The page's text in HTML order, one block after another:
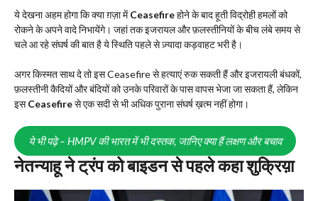
ये देखना अहम होगा कि क्या ग़ज़ा मेंCeasefireहोने के बाद हूती विद्रोही हमलों को
रोकने के अपने वादे निभायेंगे। जहां तक इजरायल और फ़लस्तीनियों के बीच लंबे समय से
चले आ रहे संघर्ष की बात है ये स्थिति पहले से ज़्यादा कड़वाहट भरी है।
अगर किस्मत साथ दे तो इस Ceasefire से हत्याएं रुक सकती हैं और इजरायली बंधकों,
फ़लस्तीनी कैदियों और बंदियों को उनके परिवारों के पास वापस भेजा जा सकता हैं, लेकिन
इसCeasefireसे एक सदी से भी अधिक पुराना संघर्ष ख़त्म नहीं होगा।
ये भी पढ़े – HMPV की भारत में भी दस्तक, जानिए क्या हैं लक्षण और बचाव
नेतन्याहू ने ट्रंप को बाइडन से पहले कहा शुक्रिय़ा